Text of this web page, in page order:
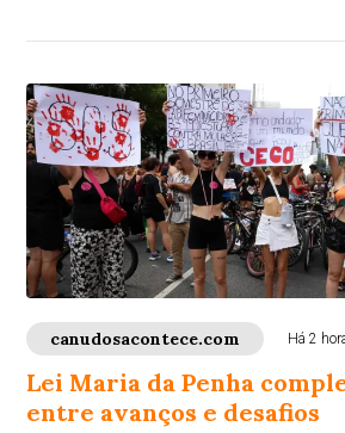
canudosacontece.com Há 2
Lei Maria da Penha
entre avanços e desafios